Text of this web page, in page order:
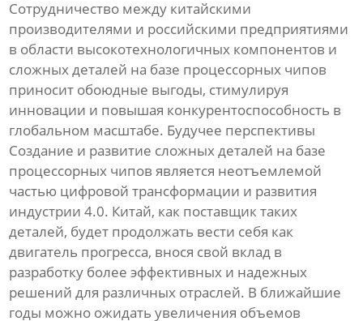
Сотрудничество между китайскими
производителями и российскими предприятиями
в области высокотехнологичных компонентов и
сложных деталей на базе процессорных чипов
приносит обоюдные выгоды, стимулируя
инновации и повышая конкурентоспособность в
глобальном масштабе. Будучее перспективы
Создание и развитие сложных деталей на базе
процессорных чипов является неотъемлемой
частью цифровой трансформации и развития
индустрии 4.0. Китай, как поставщик таких
деталей, будет продолжать вести себя как
двигатель прогресса, внося свой вклад в
разработку более эффективных и надежных
решений для различных отраслей. В ближайшие
годы можно ожидать увеличения объемов